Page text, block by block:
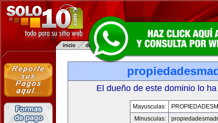
El dueño de este dominio lo
Mayusculas:
Minusculas: